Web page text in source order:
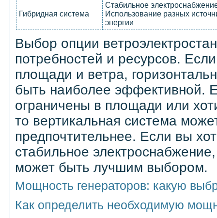
Гибридная система
Стабильное
Использование разных
энергии
Выбор опции
потребностей и ресурсов.
площади и ветра,
быть наиболее эффективной.
ограничены в площади или
то вертикальная система
предпочтительнее. Если вы
стабильное
может быть лучшим выбором.
Мощность генераторов: какую
Как определить необходимую